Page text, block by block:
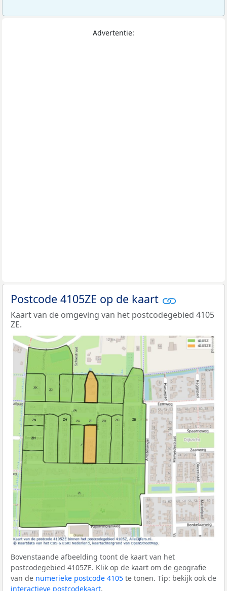
Advertentie:
Postcode 4105ZE op de kaart
Kaart van de omgeving van het postcodegebied 4105
ZE.
Bovenstaande afbeelding toont de kaart van het
postcodegebied 4105ZE. Klik op de kaart om de geografie
van de numerieke postcode 4105 te tonen. Tip: bekijk ook de
interactieve postcodekaart.